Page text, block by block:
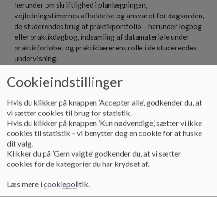
herunder om skriftlighed i planlægningen,
vejledningstimernes afholdelse og ansvaret for dagsorden,
de studerendes brug af praktikportfolio – herunder logbog
eller praktikdagbog, indsamling af datamateriale under
praktikforløbet og praktiklærerens rolle i de studerendes
undervisning.
praktiklæreren de studerende i arbejdet med at opfylde
færdighedsmålene og kravene til portfolio på det
pågældende praktikniveau
På skolen gives de studerende mulighed for at dokumentere
deres praktikarbejde bl.a. gennem videodokumentation. Hvis
dette kræver tilladelse fra forældrene, støtter
praktiklæreren/praktikskolen de studerende i at indhente
disse tilladelser.
Under eller evt. efter praktikforløbet tilbyder skolen, at de
forældrearrangementer med relevans for de studerendes
Cookieindstillinger
Hvis du klikker på knappen ’Accepter alle’, godkender du, at
vi sætter cookies til brug for statistik.
Hvis du klikker på knappen ’Kun nødvendige,’ sætter vi ikke
cookies til statistik – vi benytter dog en cookie for at huske
dit valg.
Klikker du på ’Gem valgte’ godkender du, at vi sætter
cookies for de kategorier du har krydset af.
Læs mere icookiepolitik.